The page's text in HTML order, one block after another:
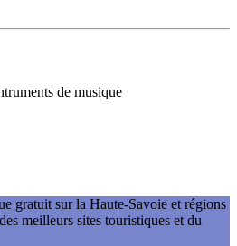
gratuit sur la Haute-Savoie et régions
meilleurs sites touristiques et du